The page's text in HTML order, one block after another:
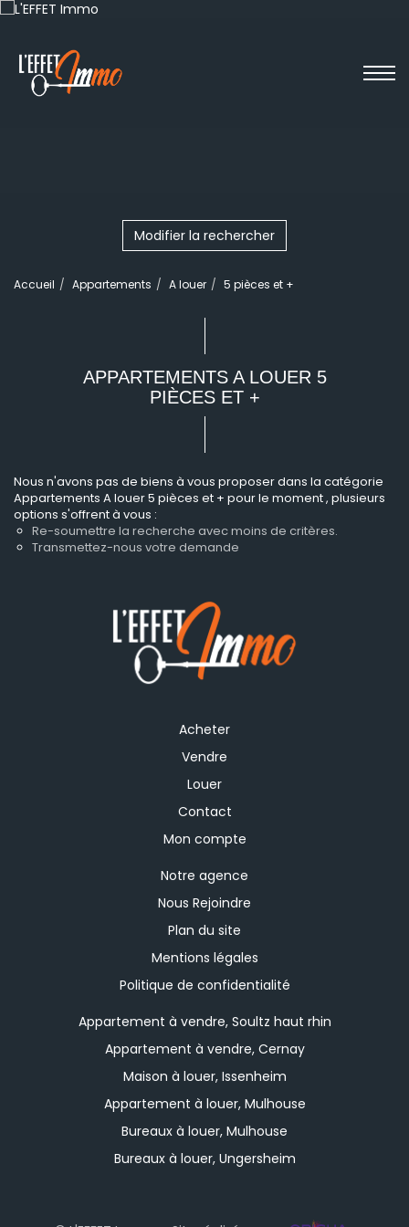
Modifier la rechercher
Accueil Appartements A louer 5 pièces et +
APPARTEMENTS A LOUER 5
PIÈCES ET +
Nous n'avons pas de biens à vous proposer dans la catégorie
Appartements A louer 5 pièces et + pour le moment , plusieurs
options s'offrent à vous :
Re-soumettre la recherche avec moins de critères.
Transmettez-nous votre demande
Acheter
Vendre
Louer
Contact
Mon compte
Notre agence
Nous Rejoindre
Plan du site
Mentions légales
Politique de confidentialité
Appartement à vendre, Soultz haut rhin
Appartement à vendre, Cernay
Maison à louer, Issenheim
Appartement à louer, Mulhouse
Bureaux à louer, Mulhouse
Bureaux à louer, Ungersheim